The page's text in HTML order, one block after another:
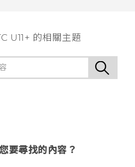
U11+ 的相關主題
要尋找的內容？